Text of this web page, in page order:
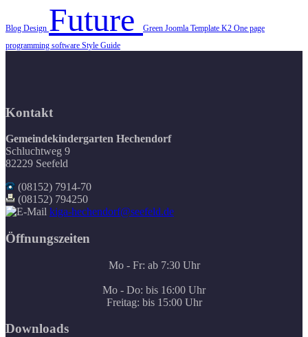
Blog Design Future Green Joomla Template K2 One page
programming software Style Guide
Kontakt
Gemeindekindergarten Hechendorf
Schluchtweg 9
82229 Seefeld
(08152) 7914-70
(08152) 794250
kiga-hechendorf@seefeld.de
Öffnungszeiten
Mo - Fr: ab 7:30 Uhr
Mo - Do: bis 16:00 Uhr
Freitag: bis 15:00 Uhr
Downloads